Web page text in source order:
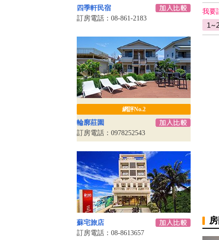
四季軒民宿
訂房電話：08-861-2183
網評No.2
輪廓莊園
訂房電話：0978252543
蘇宅旅店
訂房電話：08-8613657
我要